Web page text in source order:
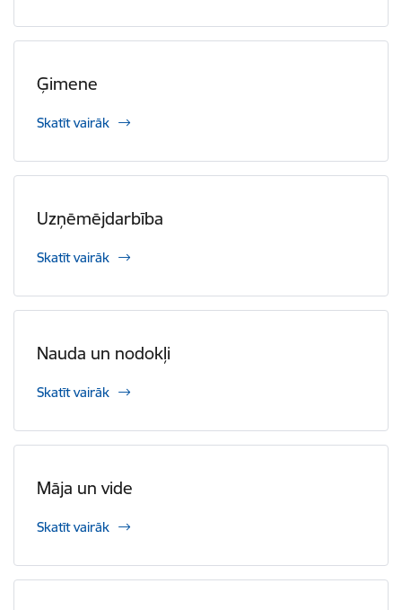
Ģimene
Skatīt vairāk
Uzņēmējdarbība
Skatīt vairāk
Nauda un nodokļi
Skatīt vairāk
Māja un vide
Skatīt vairāk